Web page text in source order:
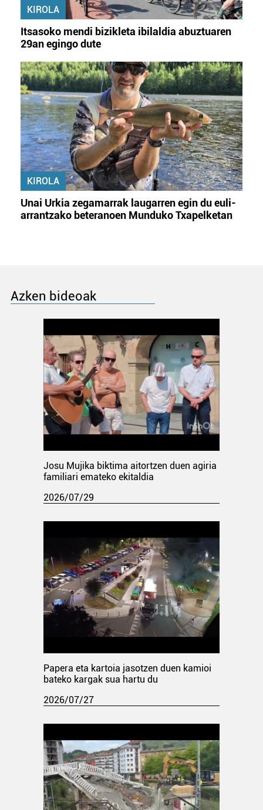
KIROLA
Itsasoko mendi bizikleta ibilaldia abuztuaren
29an egingo dute
KIROLA
Unai Urkia zegamarrak laugarren egin du euli-
arrantzako beteranoen Munduko Txapelketan
Azken bideoak
Josu Mujika biktima aitortzen duen agiria
familiari emateko ekitaldia
2026/07/29
Papera eta kartoia jasotzen duen kamioi
bateko kargak sua hartu du
2026/07/27